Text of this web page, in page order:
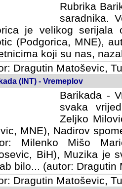
Rubrika
saradnika.
je velikog serijala
(Podgorica, MNE),
koji su nas,
Dragutin Matoševic,
(INT) - Vremeplov
Barikada -
svaka
Milovic,
Nadirov spomenar
Mišo Maric, UK),
je svirala (autor:
Dragutin Matosevic,
Dragutin Matoševic,